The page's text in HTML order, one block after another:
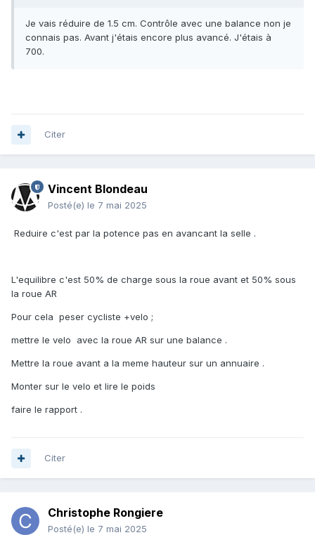
Je vais réduire de 1.5 cm. Contrôle avec une balance non je
connais pas. Avant j'étais encore plus avancé. J'étais à
700.
Citer
Vincent Blondeau
Posté(e) le 7 mai 2025
Reduire c'est par la potence pas en avancant la selle .
L'equilibre c'est 50% de charge sous la roue avant et 50% sous
la roue AR
Pour cela peser cycliste +velo ;
mettre le velo avec la roue AR sur une balance .
Mettre la roue avant a la meme hauteur sur un annuaire .
Monter sur le velo et lire le poids
faire le rapport .
Citer
Christophe Rongiere
Posté(e) le 7 mai 2025